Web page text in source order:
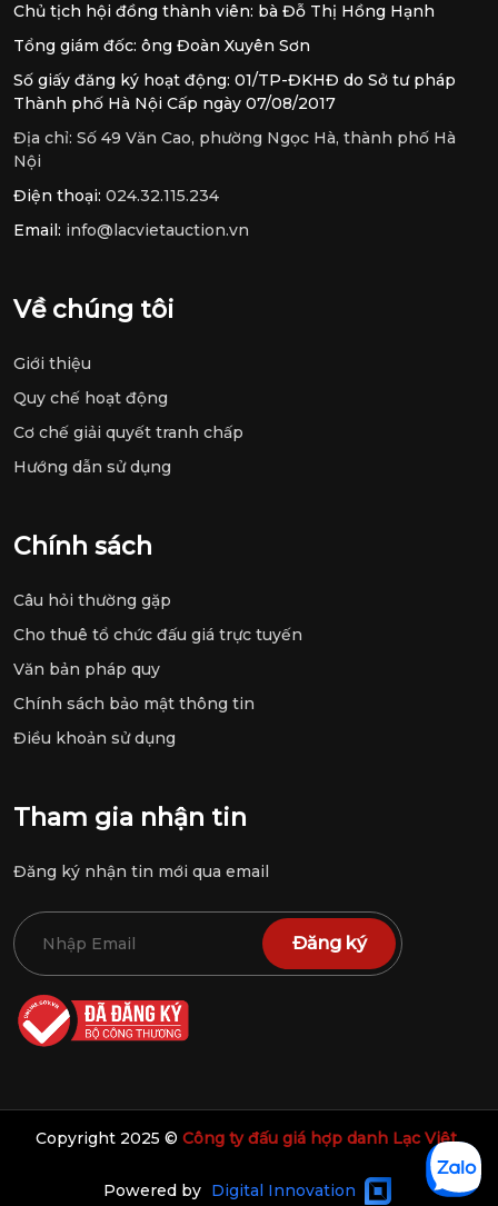
Chủ tịch hội đồng thành viên: bà Đỗ Thị Hồng Hạnh
Tổng giám đốc: ông Đoàn Xuyên Sơn
Số giấy đăng ký hoạt động: 01/TP-ĐKHĐ do Sở tư pháp
Thành phố Hà Nội Cấp ngày 07/08/2017
Địa chỉ: Số 49 Văn Cao, phường Ngọc Hà, thành phố Hà
Nội
Điện thoại: 024.32.115.234
Email: info@lacvietauction.vn
Về chúng tôi
Giới thiệu
Quy chế hoạt động
Cơ chế giải quyết tranh chấp
Hướng dẫn sử dụng
Chính sách
Câu hỏi thường gặp
Cho thuê tổ chức đấu giá trực tuyến
Văn bản pháp quy
Chính sách bảo mật thông tin
Điều khoản sử dụng
Tham gia nhận tin
Đăng ký nhận tin mới qua email
Đăng ký
Copyright 2025 © Công ty đấu giá hợp danh Lạc Việt
Powered by Digital Innovation